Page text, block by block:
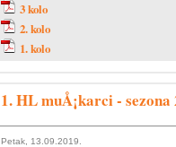
3 kolo
2. kolo
1. kolo
1. HL muÅ¡karci - sezona
Petak, 13.09.2019.